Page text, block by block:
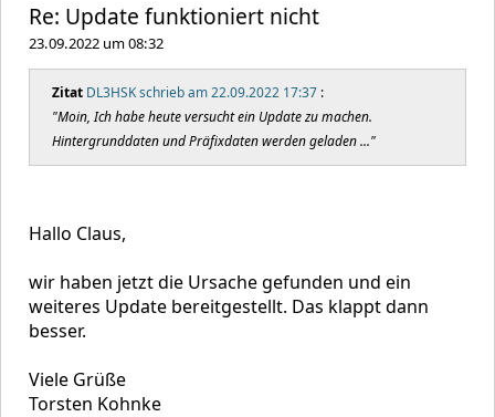
Re: Update funktioniert nicht
23.09.2022 um 08:32
Zitat DL3HSK schrieb am 22.09.2022 17:37 :
"Moin, Ich habe heute versucht ein Update zu machen.
Hintergrunddaten und Präfixdaten werden geladen ..."
Hallo Claus,
wir haben jetzt die Ursache gefunden und ein
weiteres Update bereitgestellt. Das klappt dann
besser.
Viele Grüße
Torsten Kohnke